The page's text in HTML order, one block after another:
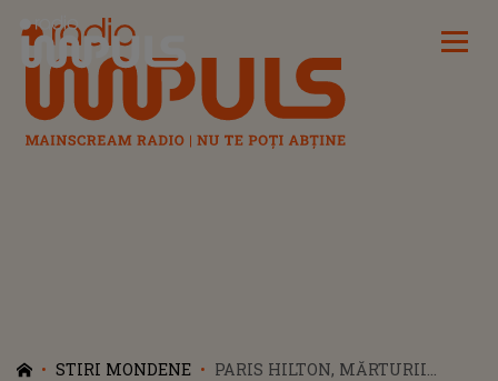
Radio Impuls
STIRI MONDENE
PARIS HILTON, MĂRTURII